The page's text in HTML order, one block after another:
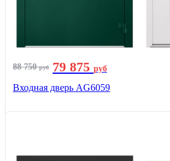
88 750руб 79 875 руб
Входная дверь AG6059